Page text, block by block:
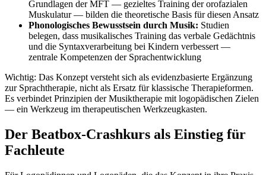
Grundlagen der MFT — gezieltes Training der orofazialen
Muskulatur — bilden die theoretische Basis für diesen Ansatz
Phonologisches Bewusstsein durch Musik: Studien
belegen, dass musikalisches Training das verbale Gedächtnis
und die Syntaxverarbeitung bei Kindern verbessert —
zentrale Kompetenzen der Sprachentwicklung
Wichtig: Das Konzept versteht sich als evidenzbasierte Ergänzung
zur Sprachtherapie, nicht als Ersatz für klassische Therapieformen.
Es verbindet Prinzipien der Musiktherapie mit logopädischen Zielen
— ein Werkzeug im therapeutischen Werkzeugkasten.
Der Beatbox-Crashkurs als Einstieg für
Fachleute